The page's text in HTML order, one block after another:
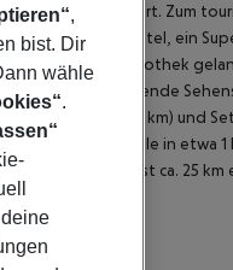
Hotel Resort. Zum
18 km vom Hotel, ein
Zur nächsten Diskothek
zu finden. Folgende
km), Nordeste (ca. 62 km)
eine Bushaltestelle in etwa
Flughafen (PDL) ist ca. 25
,
bist. Dir
wähle
.